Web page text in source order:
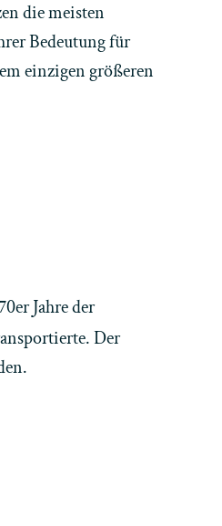
die meisten
Bedeutung für
einzigen größeren
Jahre der
Der